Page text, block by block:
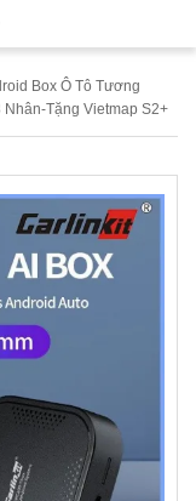
Box Ô Tô Tương
Tặng Vietmap S2+